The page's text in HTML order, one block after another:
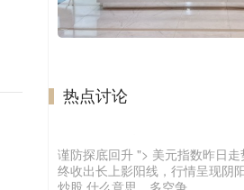
热点讨论
国内股票配资入门
终收出长上影阳线，行情呈现阴
炒股 什么意思，多空争